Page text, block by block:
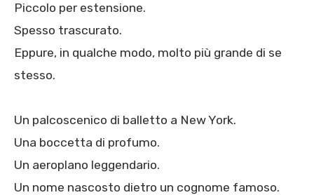
Piccolo per estensione.
Spesso trascurato.
Eppure, in qualche modo, molto più grande di se
stesso.
Un palcoscenico di balletto a New York.
Una boccetta di profumo.
Un aeroplano leggendario.
Un nome nascosto dietro un cognome famoso.